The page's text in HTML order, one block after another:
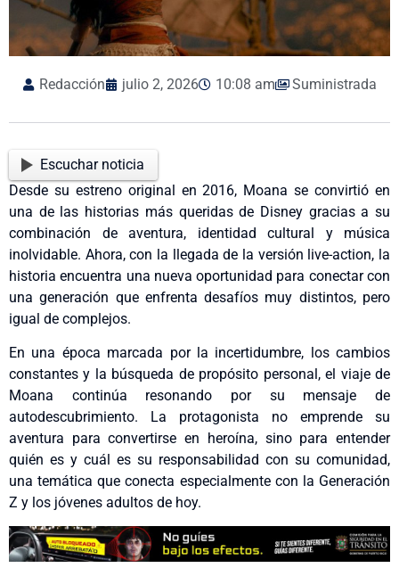
Redacción julio 2, 2026 10:08 am Suministrada
Escuchar noticia
Desde su estreno original en 2016, Moana se convirtió en
una de las historias más queridas de Disney gracias a su
combinación de aventura, identidad cultural y música
inolvidable. Ahora, con la llegada de la versión live-action, la
historia encuentra una nueva oportunidad para conectar con
una generación que enfrenta desafíos muy distintos, pero
igual de complejos.
En una época marcada por la incertidumbre, los cambios
constantes y la búsqueda de propósito personal, el viaje de
Moana continúa resonando por su mensaje de
autodescubrimiento. La protagonista no emprende su
aventura para convertirse en heroína, sino para entender
quién es y cuál es su responsabilidad con su comunidad,
una temática que conecta especialmente con la Generación
Z y los jóvenes adultos de hoy.